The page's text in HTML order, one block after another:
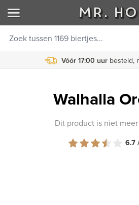
Vóór 17:00 uur besteld,
Walhalla
Dit product is niet
6.7